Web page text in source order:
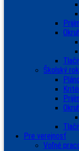
Školský
Pre verejnosť
Voľné